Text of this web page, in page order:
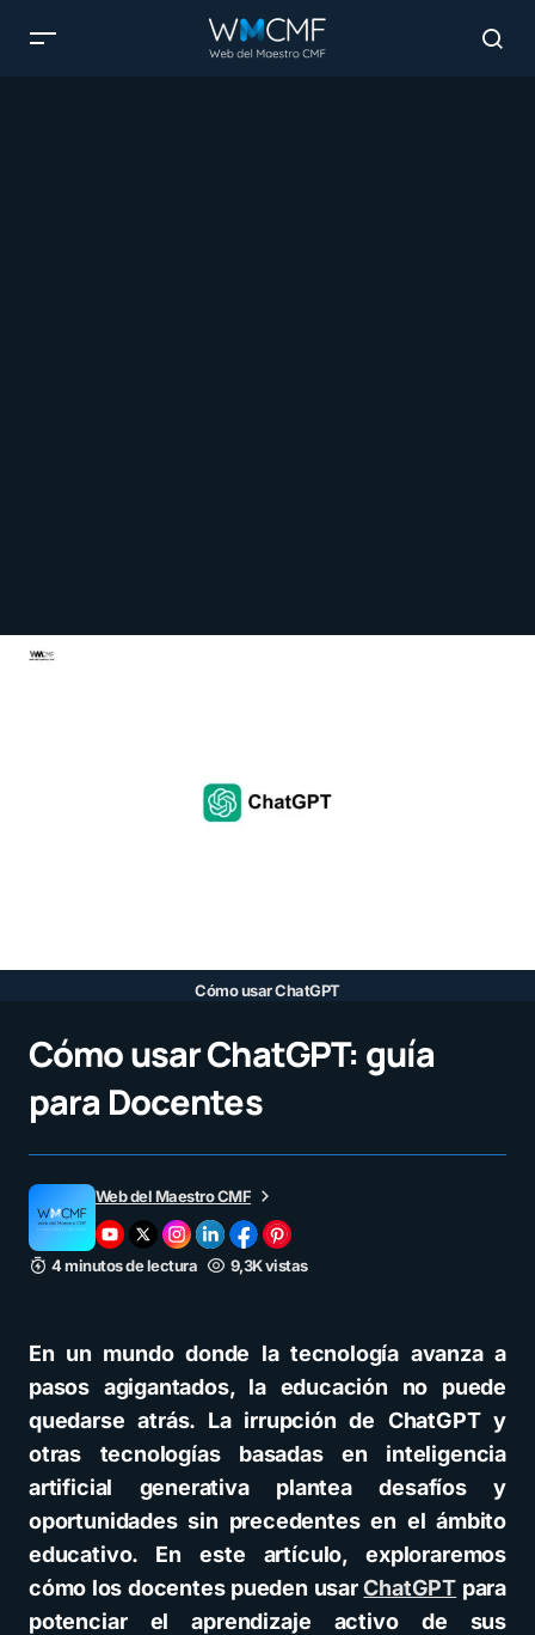
Cómo usar ChatGPT: guía
para Docentes
Web del Maestro CMF
4 minutos de lectura 9,3K vistas
Cómo usar ChatGPT
En un mundo donde la tecnología avanza a
pasos agigantados, la educación no puede
quedarse atrás. La irrupción de ChatGPT y
otras tecnologías basadas en inteligencia
artificial generativa plantea desafíos y
oportunidades sin precedentes en el ámbito
educativo. En este artículo, exploraremos
cómo los docentes pueden usarChatGPT para
potenciar el aprendizaje activo de sus